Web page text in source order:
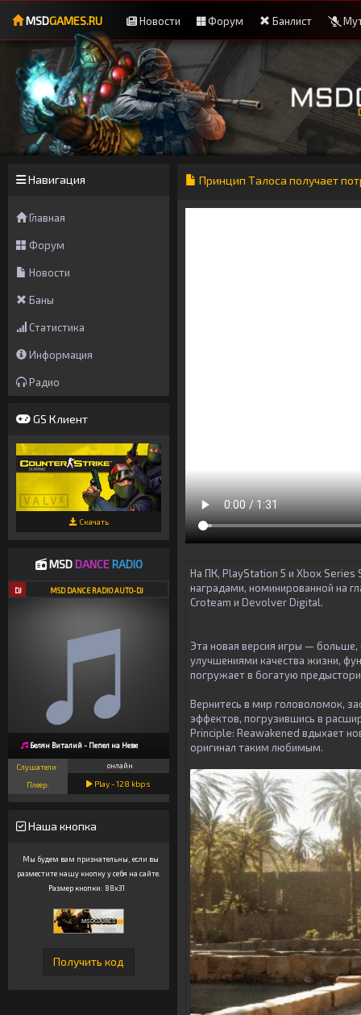
MSDGAMES.RU Новости Форум Банлист
Навигация
Главная
Форум
Новости
Баны
Статистика
Информация
Радио
GS Клиент
Скачать
MSDDANCE RADIO
DJ MSD DANCE RADIO AUTO-DJ
Белян Виталий - Пепел на Неве
Слушатели: онлайн
Плеер: Play -128 kbps
Наша кнопка
Мы будем вам признательны, если вы
разместите нашу кнопку у себя на сайте.
Размер кнопки: 88x31
Принцип Талоса получает
На ПК, PlayStation 5 и Xbox Series
наградами, номинированной на
Croteam и Devolver Digital.
Эта новая версия игры — больше,
улучшениями качества жизни,
погружает в богатую
Вернитесь в мир головоломок,
эффектов, погрузившись в
Principle: Reawakened вдыхает
оригинал таким любимым.